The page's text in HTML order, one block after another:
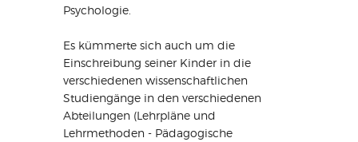
Psychologie.
Es kümmerte sich auch um die
Einschreibung seiner Kinder in die
verschiedenen wissenschaftlichen
Studiengänge in den verschiedenen
Abteilungen (Lehrpläne und
Lehrmethoden - Pädagogische